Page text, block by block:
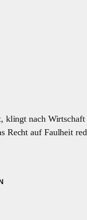
nach
Recht auf Faulheit